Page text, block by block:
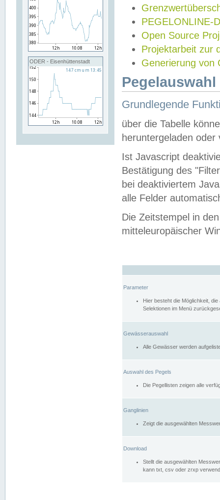
ODER - Eisenhüttenstadt
PEGELONLINE-
Open Source
Projektarbeit zur
Generierung von
Grundlegende
über die Tabelle
heruntergeladen oder
Ist Javascript
Bestätigung des
bei deaktiviertem
alle Felder
Die Zeitstempel in
mitteleuropäischer
Parameter
Hier besteht die Möglichkeit,
Selektionen im Menü
Gewässerauswahl
Alle Gewässer werden
Auswahl des Pegels
Die Pegellisten zeigen alle
Ganglinien
Zeigt die ausgewählten
Download
Stellt die ausgewählten
kann txt, csv oder zrxp